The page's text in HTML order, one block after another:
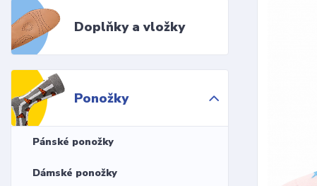
Doplňky a vložky
Ponožky
Pánské ponožky
Dámské ponožky